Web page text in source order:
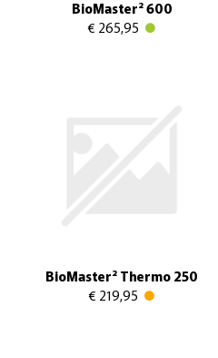
BioMaster² 600
€ 265,95
BioMaster² Thermo 250
€ 219,95